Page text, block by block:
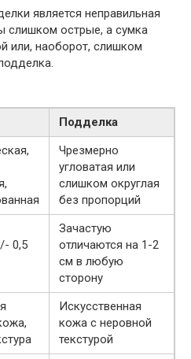
является неправильная
слишком острые, а сумка
или, наоборот, слишком
Подделка
Чрезмерно
угловатая или
слишком округлая
без пропорций
0,5
Зачастую
отличаются на 1-2
см в любую
сторону
Искусственная
кожа с неровной
текстурой